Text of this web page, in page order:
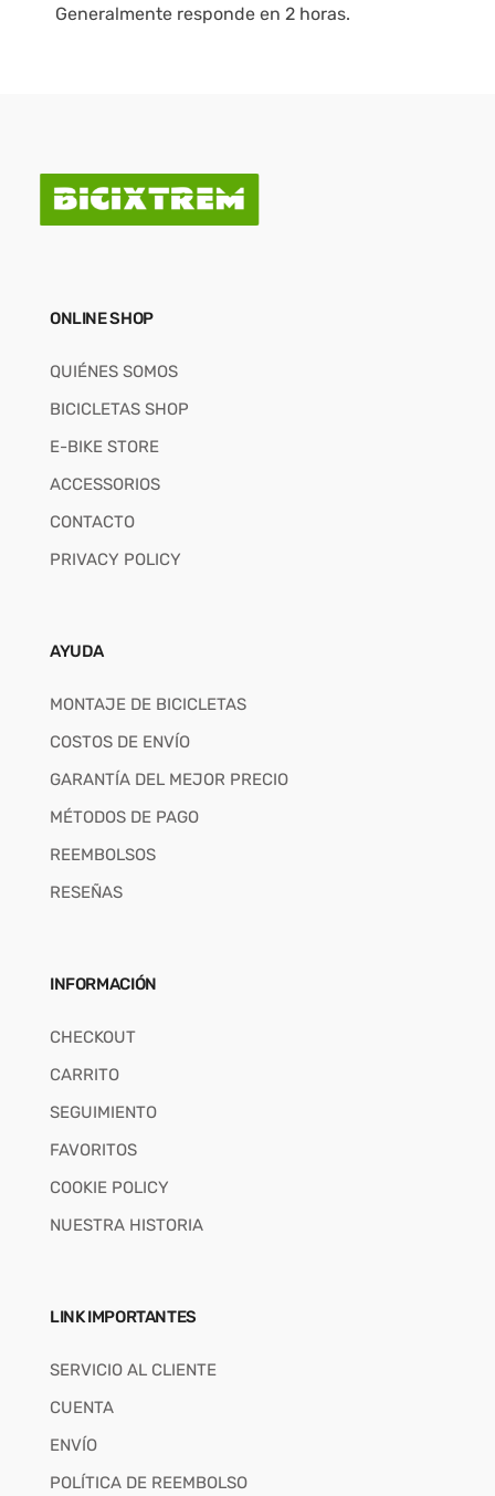
Generalmente responde en 2 horas.
ONLINE SHOP
QUIÉNES SOMOS
BICICLETAS SHOP
E-BIKE STORE
ACCESSORIOS
CONTACTO
PRIVACY POLICY
AYUDA
MONTAJE DE BICICLETAS
COSTOS DE ENVÍO
GARANTÍA DEL MEJOR PRECIO
MÉTODOS DE PAGO
REEMBOLSOS
RESEÑAS
INFORMACIÓN
CHECKOUT
CARRITO
SEGUIMIENTO
FAVORITOS
COOKIE POLICY
NUESTRA HISTORIA
LINK IMPORTANTES
SERVICIO AL CLIENTE
CUENTA
ENVÍO
POLÍTICA DE REEMBOLSO